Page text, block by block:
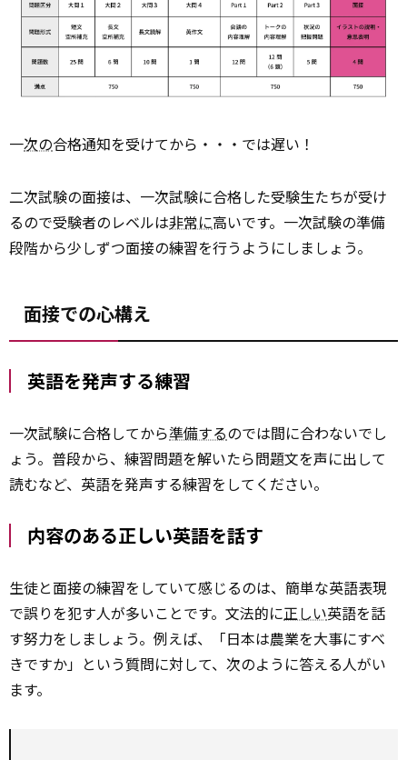
一次の合格通知を受けてから・・・では遅い！
二次試験の面接は、一次試験に合格した受験生たちが受け
るので受験者のレベルは非常に高いです。一次試験の準備
段階から少しずつ面接の練習を行うようにしましょう。
面接での心構え
英語を発声する練習
一次試験に合格してから準備するのでは間に合わないでし
ょう。普段から、練習問題を解いたら問題文を声に出して
読むなど、英語を発声する練習をしてください。
内容のある正しい英語を話す
生徒と面接の練習をしていて感じるのは、簡単な英語表現
で誤りを犯す人が多いことです。文法的に正しい英語を話
す努力をしましょう。例えば、「日本は農業を大事にすべ
きですか」という質問に対して、次のように答える人がい
ます。